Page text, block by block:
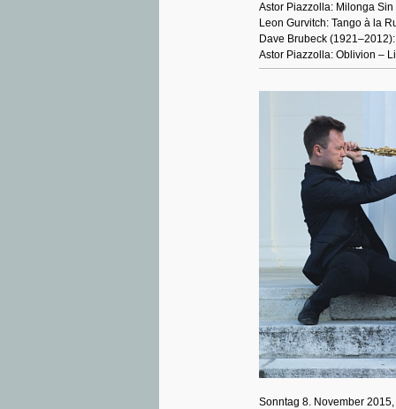
Astor Piazzolla: Milonga
Leon Gurvitch: Tango à la
Dave Brubeck
Astor Piazzolla: Oblivion –
Sonntag 8. November